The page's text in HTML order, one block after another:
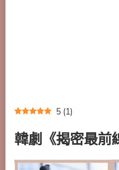
5 (1)
韓劇《揭密最前